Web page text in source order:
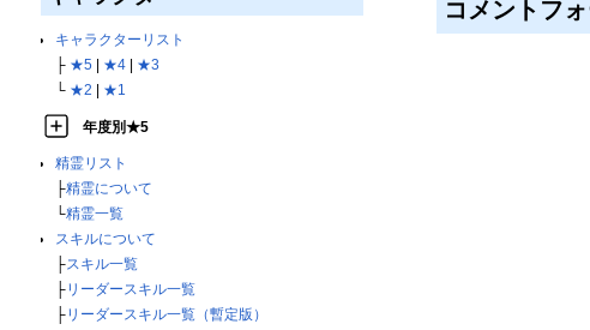
キャラクターリスト
├ ★5| ★4| ★3
└ ★2 | ★1
年度別★5
精霊リスト
├精霊について
└精霊一覧
スキルについて
├スキル一覧
├リーダースキル一覧
├リーダースキル一覧（暫定版）
コメントフ